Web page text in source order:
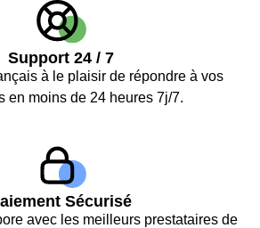
Support 24 / 7
à le plaisir de répondre à vos
en moins de 24 heures 7j/7.
Sécurisé
avec les meilleurs prestataires de